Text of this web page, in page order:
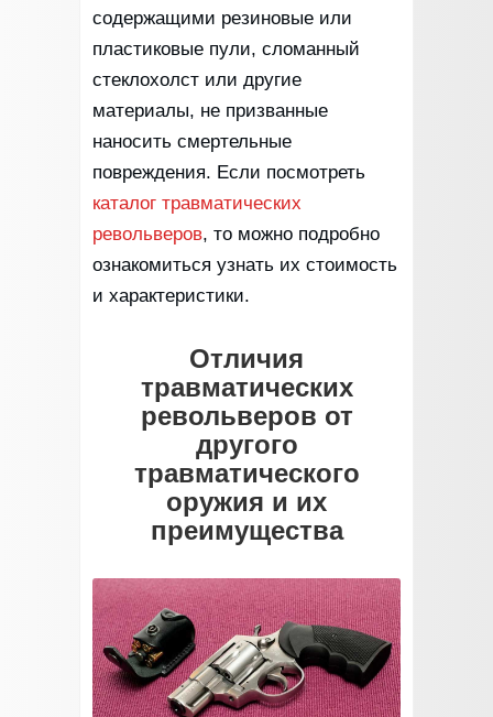
содержащими резиновые или
пластиковые пули, сломанный
стеклохолст или другие
материалы, не призванные
наносить смертельные
повреждения. Если посмотреть
каталог травматических
револьверов, то можно подробно
ознакомиться узнать их стоимость
и характеристики.
Отличия
травматических
револьверов от
другого
травматического
оружия и их
преимущества